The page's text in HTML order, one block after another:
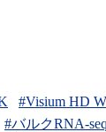
#Visium HD
#バルクRNA-seq